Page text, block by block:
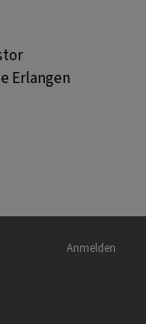
Erlangen
Anmelden